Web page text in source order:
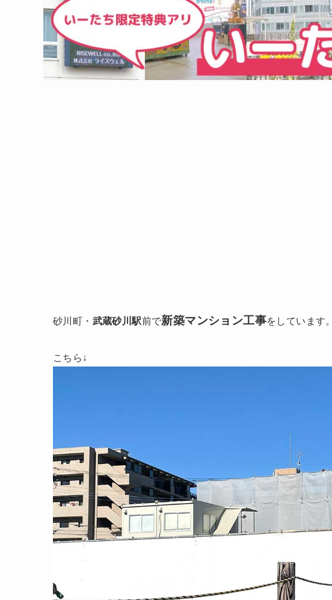
砂川町・ 武蔵砂川駅前で新築マンション工事をしています。
こちら↓